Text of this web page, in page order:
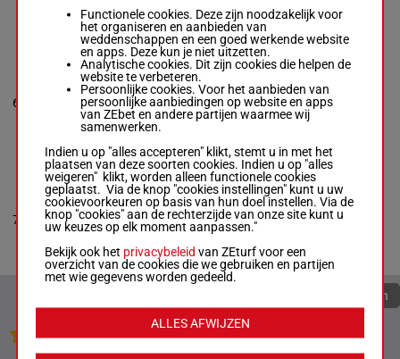
3p 4p 2p 6p 3p
6
AIR SAHARA
Jose Ramos
Gutierrez
Randy L. Klopp
M/3 -52
M/352 kg
6p 5p 5p
8p
6
7
BAND BAND
Micah Meeks-
Genaro Garcia
Box: 7 - M/3 -51
9p 12p
M/351 kg 9p 12p 7
Quoteringen verversen
Functionele cookies. Deze zijn noodzakelijk voor
het organiseren en aanbieden van
weddenschappen en een goed werkende website
en apps. Deze kun je niet uitzetten.
Analytische cookies. Dit zijn cookies die helpen de
website te verbeteren.
Persoonlijke cookies. Voor het aanbieden van
persoonlijke aanbiedingen op website en apps
van ZEbet en andere partijen waarmee wij
samenwerken.
Indien u op "alles accepteren" klikt, stemt u in met het
plaatsen van deze soorten cookies. Indien u op "alles
weigeren" klikt, worden alleen functionele cookies
geplaatst. Via de knop "cookies instellingen" kunt u uw
cookievoorkeuren op basis van hun doel instellen. Via de
knop "cookies" aan de rechterzijde van onze site kunt u
uw keuzes op elk moment aanpassen."
Bekijk ook het privacybeleid van ZEturf voor een
overzicht van de cookies die we gebruiken en partijen
met wie gegevens worden gedeeld.
ALLES AFWIJZEN